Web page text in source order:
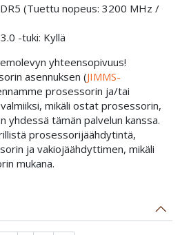
(Tuettu nopeus: 3200 MHz /
-tuki: Kyllä
yhteensopivuus!
asennuksen (JIMMS-
prosessorin ja/tai
mikäli ostat prosessorin,
yhdessä tämän palvelun kanssa.
prosessorijäähdytintä,
ja vakiojäähdyttimen, mikäli
mukana.